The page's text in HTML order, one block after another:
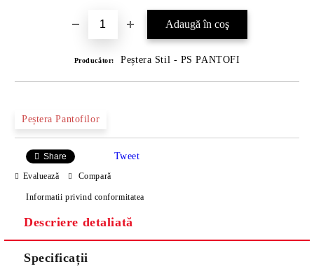
Producător: Peștera Stil - PS PANTOFI
Peștera Pantofilor
Share Tweet
Evaluează Compară
Informatii privind conformitatea
Descriere detaliată
Specificații